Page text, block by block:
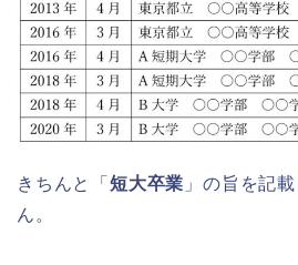
きちんと「 短大卒業 」の旨を記
ん。